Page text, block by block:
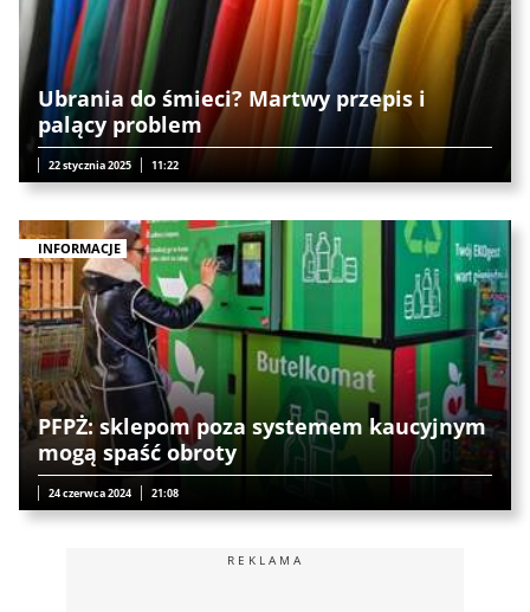
Ubrania do śmieci? Martwy przepis i
palący problem
22 stycznia 2025 11:22
INFORMACJE
PFPŻ: sklepom poza systemem kaucyjnym
mogą spaść obroty
24 czerwca 2024 21:08
REKLAMA